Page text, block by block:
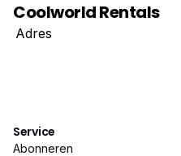
Coolworld Rentals
Adres
Service
Abonneren